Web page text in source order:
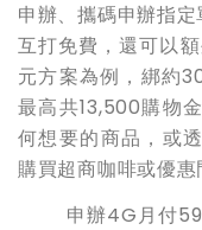
申辦、攜碼申辦指
互打免費，還可以
元方案為例，綁約
最高共13,500購物
何想要的商品，或
購買超商咖啡或優惠
申辦4G月付599